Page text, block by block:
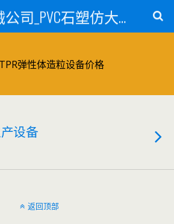
赛嘉机械公司_PVC石塑仿大理石线条生产线_PVC仿大理石板材生产设备_PVC门窗型材生产设备_PVC扣板设备_PVC/WPC发泡板材生产线_PVC波浪瓦生产设备_地毯覆膜TPR TPE设备_TPR鞋边条生产设备_PVC封边条卡条生产设备_PVC造料设备_PVC PE PP管材生产线_混合机
弹性体造粒设备价格
产设备
返回顶部